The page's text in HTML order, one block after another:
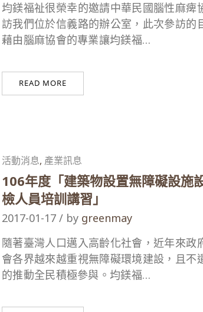
均鎂福祉很榮幸的邀請中華民國腦性麻痺
訪我們位於信義路的辦公室，此次參訪的
藉由腦麻協會的專業讓均鎂福…
READ MORE
活動消息, 產業訊息
106年度「建築物設置無障礙設施
檢人員培訓講習」
2017-01-17 / by greenmay
隨著臺灣人口邁入高齡化社會，近年來政
會各界越來越重視無障礙環境建設，且不
的推動全民積極參與。均鎂福…